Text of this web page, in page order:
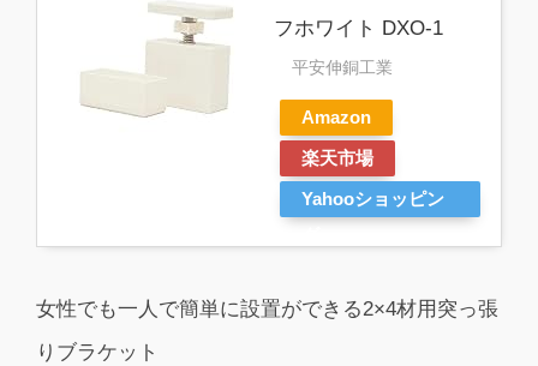
フホワイト DXO-1
平安伸銅工業
Amazon
楽天市場
Yahooショッピン
女性でも一人で簡単に設置ができる2×4材用突っ張
りブラケット